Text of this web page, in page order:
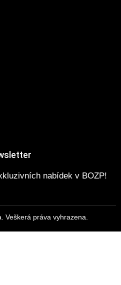
nabídek v BOZP!
Veškerá práva vyhrazena.